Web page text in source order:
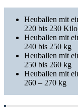
Heuballen mit
220 bis 230 Kilo
Heuballen mit
240 bis 250 kg
Heuballen mit
250 bis 260 kg
Heuballen mit
260 – 270 kg